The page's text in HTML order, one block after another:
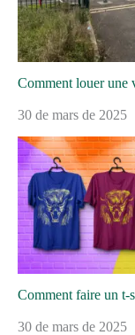
Comment louer une
30 de mars de 2025
Comment faire un t-
30 de mars de 2025